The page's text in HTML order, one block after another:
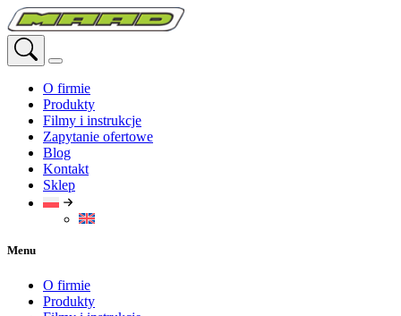
Przejdź
do
treści
O firmie
Produkty
Filmy i instrukcje
Zapytanie ofertowe
Blog
Kontakt
Sklep
Menu
O firmie
Produkty